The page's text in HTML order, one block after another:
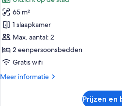
King)
voor
Twin
kamer,
niet-
roken
(Maisonette)
65 m²
1 slaapkamer
Max. aantal: 2
2 eenpersoonsbedden
Gratis wifi
Meer informatie
Meer
Prijzen en